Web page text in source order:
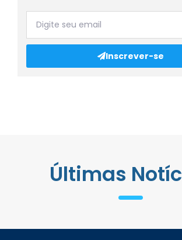
Inscrever-se
Últimas